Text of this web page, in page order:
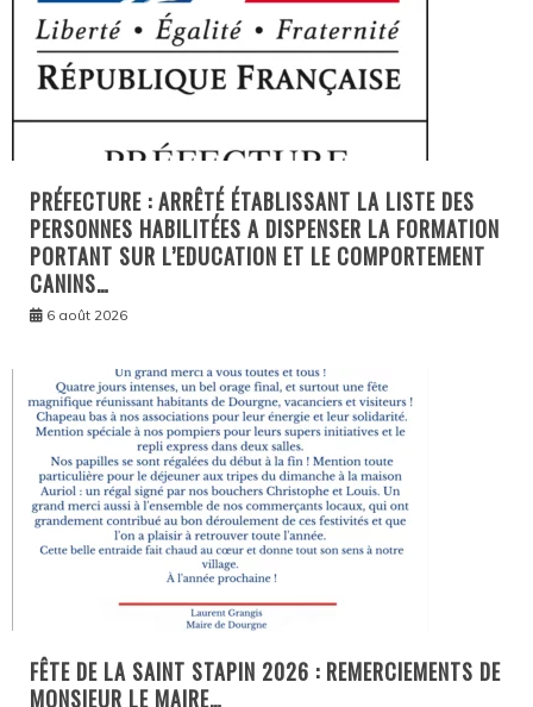
PRÉFECTURE : ARRÊTÉ ÉTABLISSANT LA LISTE DES
PERSONNES HABILITÉES A DISPENSER LA FORMATION
PORTANT SUR L’EDUCATION ET LE COMPORTEMENT
CANINS…
6 août 2026
FÊTE DE LA SAINT STAPIN 2026 : REMERCIEMENTS DE
MONSIEUR LE MAIRE…